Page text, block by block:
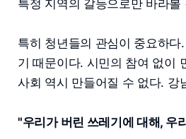
특정 지역의 갈등으로만 바라
특히 청년들의 관심이 중요하
기 때문이다. 시민의 참여 없이
사회 역시 만들어질 수 없다. 강
"우리가 버린 쓰레기에 대해, 우